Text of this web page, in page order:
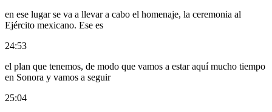
en ese lugar se va a llevar a cabo el homenaje, la ceremonia al
Ejército mexicano. Ese es
24:53
el plan que tenemos, de modo que vamos a estar aquí mucho tiempo
en Sonora y vamos a seguir
25:04